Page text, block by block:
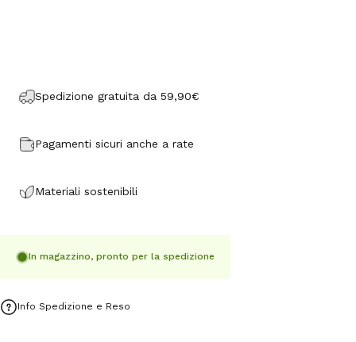
Spedizione gratuita da 59,90€
Pagamenti sicuri anche a rate
Materiali sostenibili
In magazzino, pronto per la spedizione
Info Spedizione e Reso